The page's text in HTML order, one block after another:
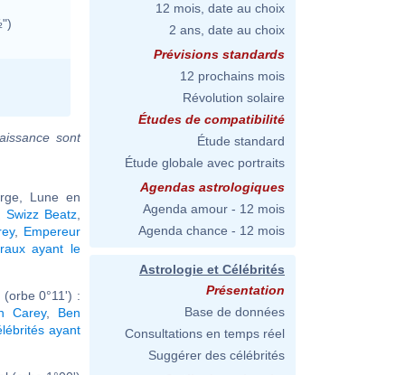
sont
Lune en
,Swizz Beatz
, Empereur
ayant le
0°11') :
Carey, Ben
ayant
12 mois, date au choix
2 ans, date au choix
Prévisions standards
12 prochains mois
Révolution solaire
Études de compatibilité
Étude standard
Étude globale avec portraits
Agendas astrologiques
Agenda amour - 12 mois
Agenda chance - 12 mois
Astrologie et Célébrités
Présentation
Base de données
Consultations en temps réel
Suggérer des célébrités